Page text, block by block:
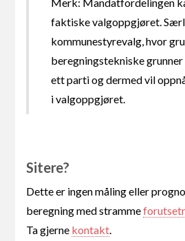
faktiske valgoppgjøret.
kommunestyrevalg, hvor
beregningstekniske
ett parti og dermed vil
i valgoppgjøret.
Sitere?
Dette er ingen måling eller
beregning med stramme
Ta gjerne kontakt.